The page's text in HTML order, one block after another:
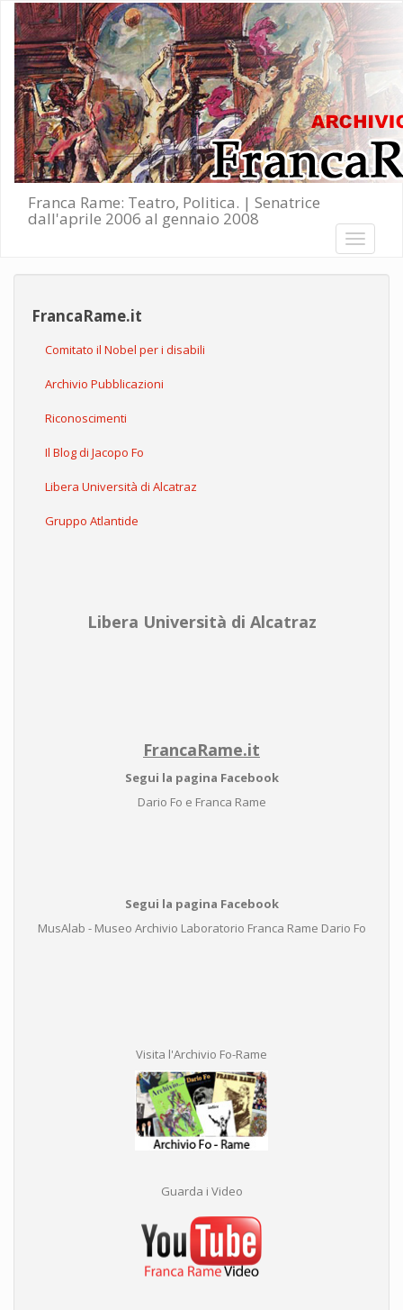
Salta al contenuto principale
Franca Rame: Teatro, Politica. | Senatrice
dall'aprile 2006 al gennaio 2008
Toggle
FrancaRame.it
Comitato il Nobel per i disabili
Archivio Pubblicazioni
Riconoscimenti
Il Blog di Jacopo Fo
Libera Università di Alcatraz
Gruppo Atlantide
Libera Università di Alcatraz
FrancaRame.it
Segui la pagina Facebook
Dario Fo e Franca Rame
Segui la pagina Facebook
MusAlab - Museo Archivio Laboratorio Franca Rame Dario Fo
Visita l'Archivio Fo-Rame
Guarda i Video